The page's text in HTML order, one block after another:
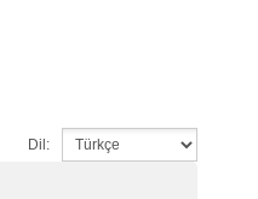
Dil: